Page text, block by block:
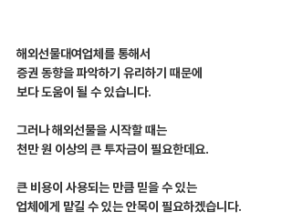
해외선물대여업체를 통해서
증권 동향을 파악하기 유리하기 때문에
보다 도움이 될 수 있습니다.
그러나 해외선물을 시작할 때는
천만 원 이상의 큰 투자금이 필요한데요.
큰 비용이 사용되는 만큼 믿을 수 있는
업체에게 맡길 수 있는 안목이 필요하겠습니다.